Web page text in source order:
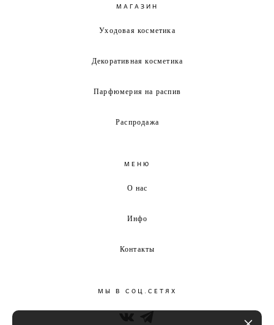
МАГАЗИН
Уходовая косметика
Декоративная косметика
Парфюмерия на распив
Распродажа
МЕНЮ
О нас
Инфо
Контакты
МЫ В СОЦ.СЕТЯХ